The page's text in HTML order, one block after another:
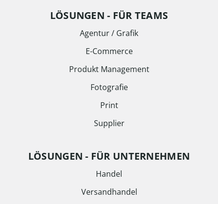
LÖSUNGEN - FÜR TEAMS
Agentur / Grafik
E-Commerce
Produkt Management
Fotografie
Print
Supplier
LÖSUNGEN - FÜR UNTERNEHMEN
Handel
Versandhandel